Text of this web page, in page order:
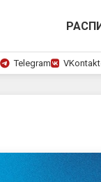
Telegram